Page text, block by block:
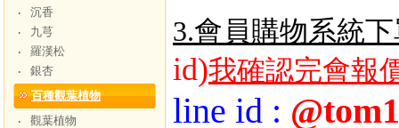
‧
沉香
‧
九芎
‧
羅漢松
‧
銀杏
百種觀葉植物
‧
觀葉植物
3.會員購物系統
id)我確認完會報
line id :